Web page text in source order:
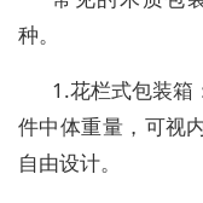
种。
1.花栏式包装箱
件中体重量，可视
自由设计。